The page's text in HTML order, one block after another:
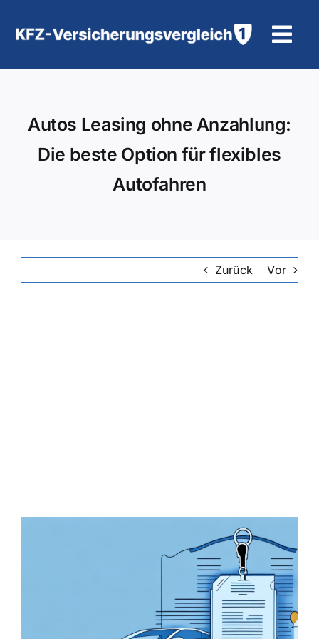
Inhalt
Motorradversicherung
Autos Leasing ohne Anzahlung:
Die beste Option für flexibles
Autofahren
Zurück Vor